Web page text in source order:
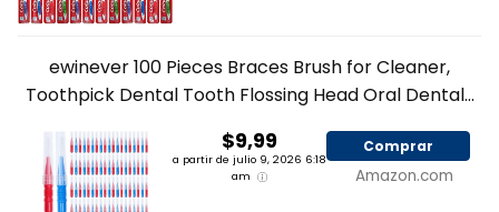
ewinever 100 Pieces Braces Brush for Cleaner,
Toothpick Dental Tooth Flossing Head Oral Dental...
$9,99
a partir de julio 9, 2026 6:18
am
Comprar
Amazon.com